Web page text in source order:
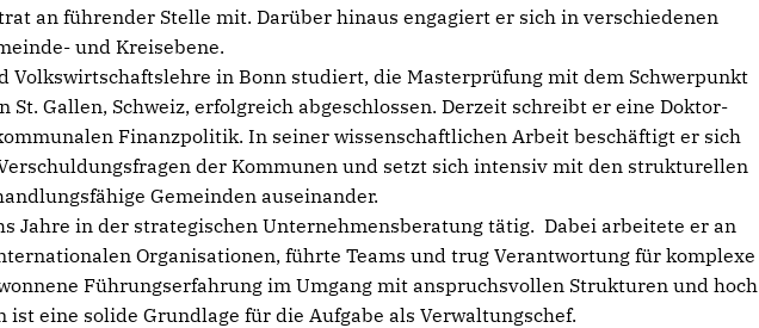
an führender Stelle mit. Darüber hinaus engagiert er sich in verschiedenen
und Kreisebene.
Volkswirtschaftslehre in Bonn studiert, die Masterprüfung mit dem Schwerpunkt
St. Gallen, Schweiz, erfolgreich abgeschlossen. Derzeit schreibt er eine Doktor-
Finanzpolitik. In seiner wissenschaftlichen Arbeit beschäftigt er sich
der Kommunen und setzt sich intensiv mit den strukturellen
Gemeinden auseinander.
Jahre in der strategischen Unternehmensberatung tätig. Dabei arbeitete er an
Organisationen, führte Teams und trug Verantwortung für komplexe
Führungserfahrung im Umgang mit anspruchsvollen Strukturen und hoch
eine solide Grundlage für die Aufgabe als Verwaltungschef.